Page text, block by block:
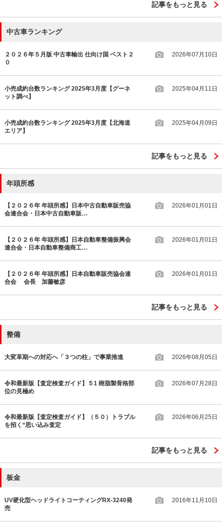
記事をもっと見る
中古車ランキング
２０２６年５月版 中古車輸出 仕向け国 ベスト２
０
2026年07月10日
小売成約台数ランキング 2025年3月度【グーネ
ット調べ】
2025年04月11日
小売成約台数ランキング 2025年3月度【北海道
エリア】
2025年04月09日
記事をもっと見る
年頭所感
【２０２６年 年頭所感】日本中古自動車販売協
会連合会・日本中古自動車販…
2026年01月01日
【２０２６年 年頭所感】日本自動車整備振興会
連合会・日本自動車整備商工…
2026年01月01日
【２０２６年 年頭所感】日本自動車販売協会連
合会 会長 加藤敏彦
2026年01月01日
記事をもっと見る
整備
大変革期への対応へ「３つの柱」で事業推進 2026年08月05日
令和最新版【査定検査ガイド】５1 樹脂製骨格部
位の見極め
2026年07月28日
令和最新版【査定検査ガイド】（５０）トラブル
を招く“思い込み査定
2026年06月25日
記事をもっと見る
板金
UV硬化型ヘッドライトコーティングRX-3240発
売
2016年11月10日